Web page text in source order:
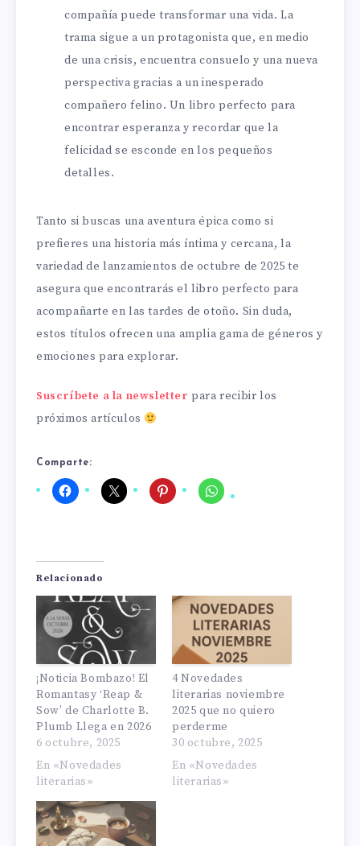
compañía puede transformar una vida. La
trama sigue a un protagonista que, en medio
de una crisis, encuentra consuelo y una nueva
perspectiva gracias a un inesperado
compañero felino. Un libro perfecto para
encontrar esperanza y recordar que la
felicidad se esconde en los pequeños
detalles.
Tanto si buscas una aventura épica como si
prefieres una historia más íntima y cercana, la
variedad de lanzamientos de octubre de 2025 te
asegura que encontrarás el libro perfecto para
acompañarte en las tardes de otoño. Sin duda,
estos títulos ofrecen una amplia gama de géneros y
emociones para explorar.
Suscríbete a la newsletter para recibir los
próximos artículos
Comparte:
Relacionado
¡Noticia Bombazo! El
Romantasy ‘Reap &
Sow’ de Charlotte B.
Plumb Llega en 2026
6 octubre, 2025
En «Novedades
literarias»
4 Novedades
literarias noviembre
2025 que no quiero
perderme
30 octubre, 2025
En «Novedades
literarias»